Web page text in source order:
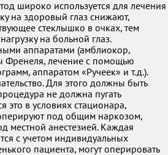
широко используется для лечения
на здоровый глаз снижают,
стеклышко в очках, тем
на больной глаз.
аппаратами (амблиокор,
Френеля, лечение с помощью
аппаратом «Ручеек» и т.д.).
Для этого должны быть
не должна пугать
это в условиях стационара,
под общим наркозом,
местной анестезией. Каждая
с учетом индивидуальных
пациента, могут оперировать